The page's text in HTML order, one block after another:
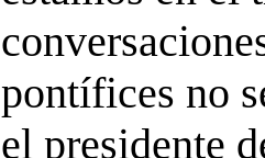
pontífices no
el presidente